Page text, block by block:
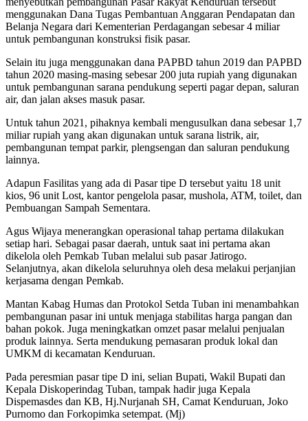
menggunakan Dana Tugas Pembantuan Anggaran Pendapatan dan
Belanja Negara dari Kementerian Perdagangan sebesar 4 miliar
untuk pembangunan konstruksi fisik pasar.
Selain itu juga menggunakan dana PAPBD tahun 2019 dan PAPBD
tahun 2020 masing-masing sebesar 200 juta rupiah yang digunakan
untuk pembangunan sarana pendukung seperti pagar depan, saluran
air, dan jalan akses masuk pasar.
Untuk tahun 2021, pihaknya kembali mengusulkan dana sebesar 1,7
miliar rupiah yang akan digunakan untuk sarana listrik, air,
pembangunan tempat parkir, plengsengan dan saluran pendukung
lainnya.
Adapun Fasilitas yang ada di Pasar tipe D tersebut yaitu 18 unit
kios, 96 unit Lost, kantor pengelola pasar, mushola, ATM, toilet, dan
Pembuangan Sampah Sementara.
Agus Wijaya menerangkan operasional tahap pertama dilakukan
setiap hari. Sebagai pasar daerah, untuk saat ini pertama akan
dikelola oleh Pemkab Tuban melalui sub pasar Jatirogo.
Selanjutnya, akan dikelola seluruhnya oleh desa melakui perjanjian
kerjasama dengan Pemkab.
Mantan Kabag Humas dan Protokol Setda Tuban ini menambahkan
pembangunan pasar ini untuk menjaga stabilitas harga pangan dan
bahan pokok. Juga meningkatkan omzet pasar melalui penjualan
produk lainnya. Serta mendukung pemasaran produk lokal dan
UMKM di kecamatan Kenduruan.
Pada peresmian pasar tipe D ini, selian Bupati, Wakil Bupati dan
Kepala Diskoperindag Tuban, tampak hadir juga Kepala
Dispemasdes dan KB, Hj.Nurjanah SH, Camat Kenduruan, Joko
Purnomo dan Forkopimka setempat. (Mj)